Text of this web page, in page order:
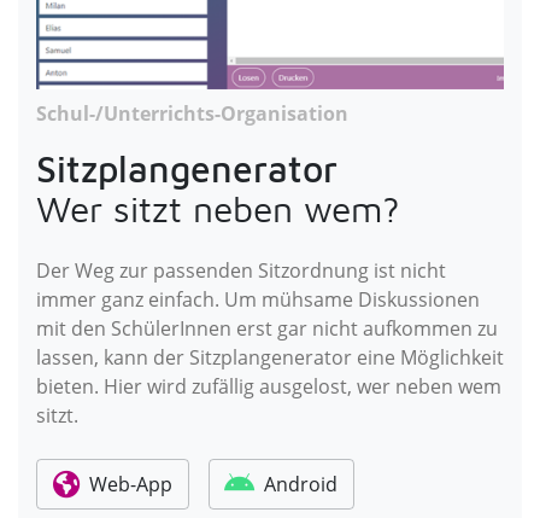
Schul-/Unterrichts-Organisation
Sitzplangenerator
Wer sitzt neben wem?
Der Weg zur passenden Sitzordnung ist nicht
immer ganz einfach. Um mühsame Diskussionen
mit den SchülerInnen erst gar nicht aufkommen zu
lassen, kann der Sitzplangenerator eine Möglichkeit
bieten. Hier wird zufällig ausgelost, wer neben wem
sitzt.
Web-App Android